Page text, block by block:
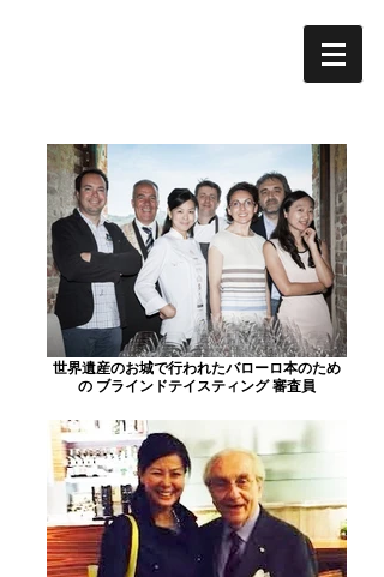
世界遺産のお城で行われたバローロ本のため
の ブラインドテイスティング 審査員